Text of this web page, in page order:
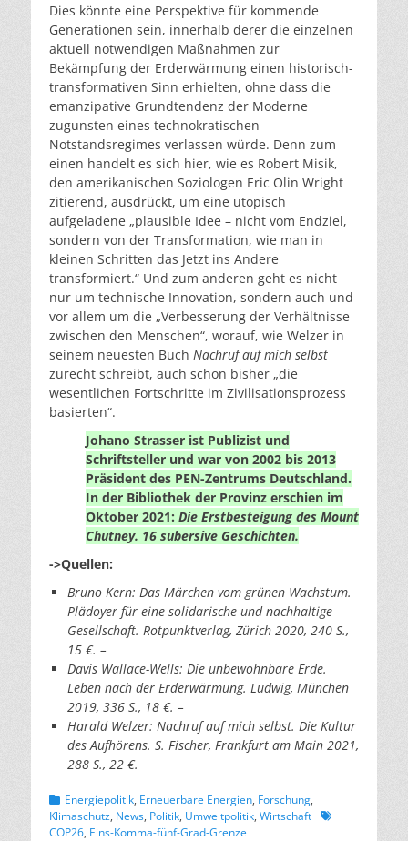
Dies könnte eine Perspektive für kommende
Generationen sein, innerhalb derer die einzelnen
aktuell notwendigen Maßnahmen zur
Bekämpfung der Erderwärmung einen historisch-
transformativen Sinn erhielten, ohne dass die
emanzipative Grundtendenz der Moderne
zugunsten eines technokratischen
Notstandsregimes verlassen würde. Denn zum
einen handelt es sich hier, wie es Robert Misik,
den amerikanischen Soziologen Eric Olin Wright
zitierend, ausdrückt, um eine utopisch
aufgeladene „plausible Idee – nicht vom Endziel,
sondern von der Transformation, wie man in
kleinen Schritten das Jetzt ins Andere
transformiert.“ Und zum anderen geht es nicht
nur um technische Innovation, sondern auch und
vor allem um die „Verbesserung der Verhältnisse
zwischen den Menschen“, worauf, wie Welzer in
seinem neuesten Buch Nachruf auf mich selbst
zurecht schreibt, auch schon bisher „die
wesentlichen Fortschritte im Zivilisationsprozess
basierten“.
Johano Strasser ist Publizist und
Schriftsteller und war von 2002 bis 2013
Präsident des PEN-Zentrums Deutschland.
In der Bibliothek der Provinz erschien im
Oktober 2021: Die Erstbesteigung des Mount
Chutney. 16 subersive Geschichten.
->Quellen:
Bruno Kern: Das Märchen vom grünen Wachstum.
Plädoyer für eine solidarische und nachhaltige
Gesellschaft. Rotpunktverlag, Zürich 2020, 240 S.,
15 €. –
Davis Wallace-Wells: Die unbewohnbare Erde.
Leben nach der Erderwärmung. Ludwig, München
2019, 336 S., 18 €. –
Harald Welzer: Nachruf auf mich selbst. Die Kultur
des Aufhörens. S. Fischer, Frankfurt am Main 2021,
288 S., 22 €.
Kategorien
Energiepolitik, Erneuerbare Energien, Forschung,
Klimaschutz, News, Politik, Umweltpolitik, Wirtschaft Schlagworte
COP26, Eins-Komma-fünf-Grad-Grenze